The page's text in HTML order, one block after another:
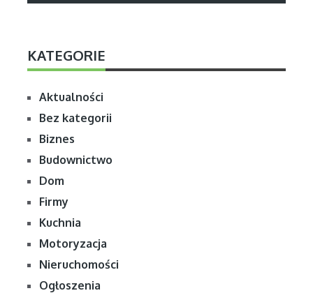
KATEGORIE
Aktualności
Bez kategorii
Biznes
Budownictwo
Dom
Firmy
Kuchnia
Motoryzacja
Nieruchomości
Ogłoszenia